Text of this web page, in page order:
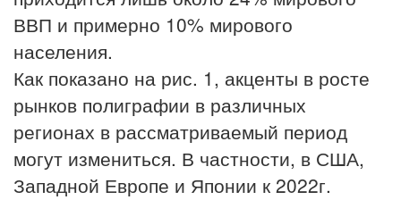
ВВП и примерно 10% мирового
населения.
Как показано на рис. 1, акценты в росте
рынков полиграфии в различных
регионах в рассматриваемый период
могут измениться. В частности, в США,
Западной Европе и Японии к 2022г.